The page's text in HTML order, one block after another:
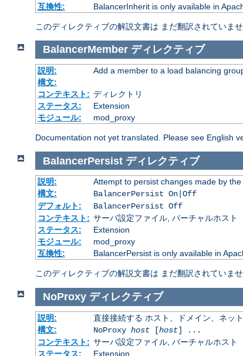
互換性:
BalancerInherit is only available in
このディレクティブの解説文書は まだ翻訳されていま
BalancerMember ディレクティブ
説明:
Add a member to a load balancing
構文:
コンテキスト: ディレクトリ
ステータス:
Extension
モジュール:
mod_proxy
Documentation not yet translated. Please see English
BalancerPersist ディレクティブ
説明:
Attempt to persist changes made by
構文:
BalancerPersist On|Off
デフォルト:
BalancerPersist Off
コンテキスト: サーバ設定ファイル, バーチャルホスト
ステータス:
Extension
モジュール:
mod_proxy
互換性:
BalancerPersist is only available in
このディレクティブの解説文書は まだ翻訳されていま
NoProxy ディレクティブ
説明:
直接接続する ホスト、ドメイン、ネッ
構文:
NoProxy host[host] ...
コンテキスト: サーバ設定ファイル, バーチャルホスト
ステータス:
Extension